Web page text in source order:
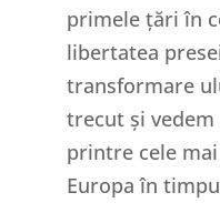
primele țări în
libertatea
transformare
trecut și vedem
printre cele
Europa în